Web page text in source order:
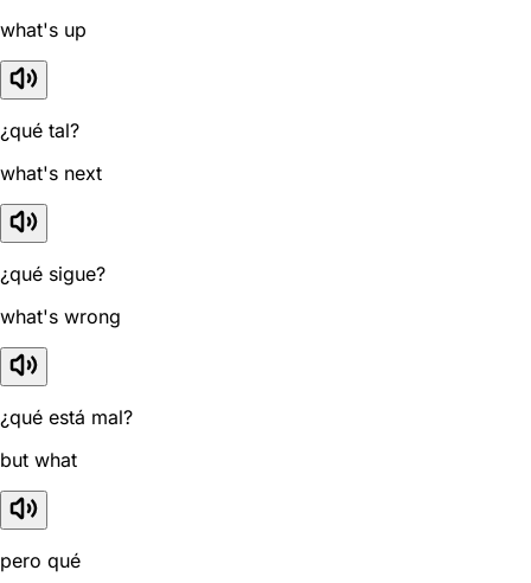
what's up
¿qué tal?
what's next
¿qué sigue?
what's wrong
¿qué está mal?
but what
pero qué